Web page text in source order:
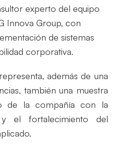
experto del equipo
Innova Group, con
de sistemas
corporativa.
además de una
también una muestra
de la compañía con la
y el fortalecimiento del